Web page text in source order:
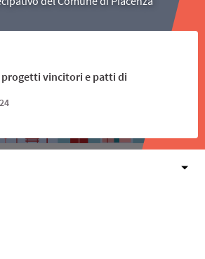
progetti vincitori e patti di